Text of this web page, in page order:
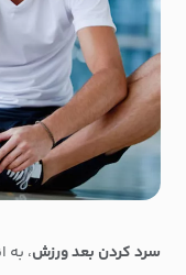
سرد کردن بعد ورزش،